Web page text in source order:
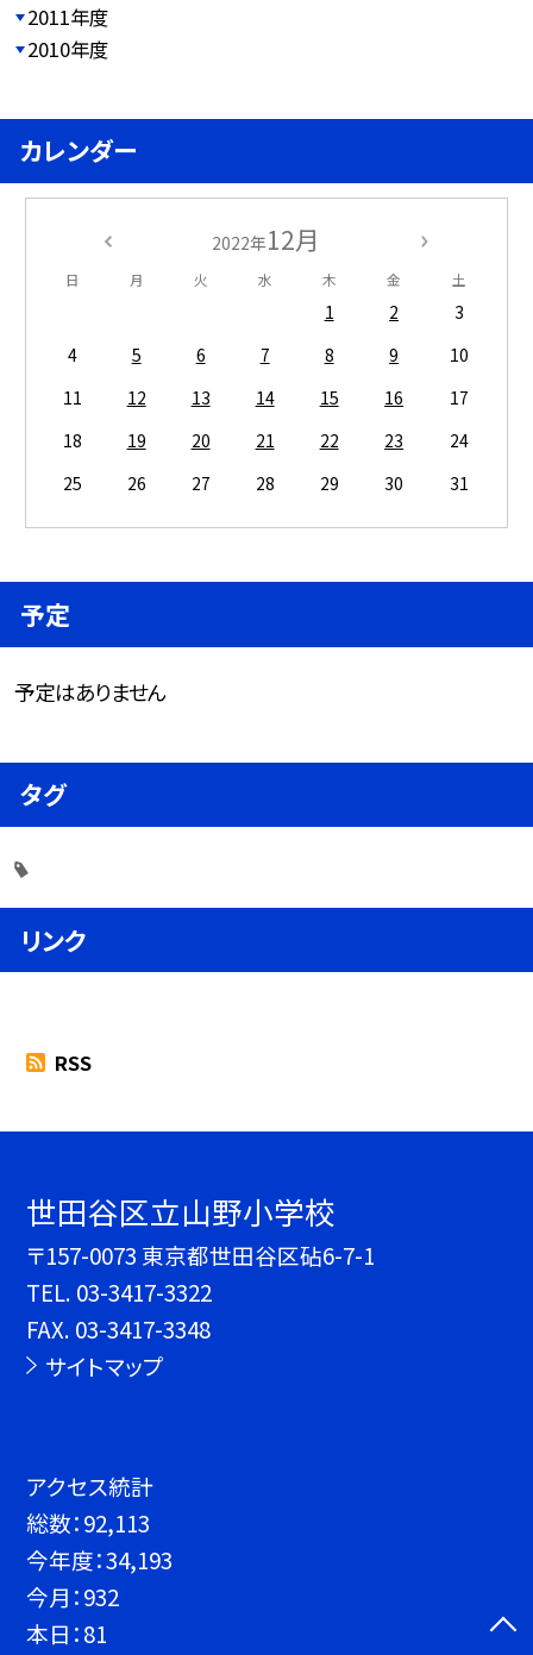
2011年度
2010年度
カレンダー
2022年12月
日 月 火 水 木 金 土
1 2
3
4
5 6 7 8 9
10
11
12 13 14 15 16
17
18
19 20 21 22 23
24
25
26 27 28 29 30 31
予定
予定はありません
タグ
リンク
RSS
世田谷区立山野小学校
〒157-0073 東京都世田谷区砧6-7-1
TEL. 03-3417-3322
FAX. 03-3417-3348
サイトマップ
アクセス統計
総数：92,113
今年度：34,193
今月：932
本日：81